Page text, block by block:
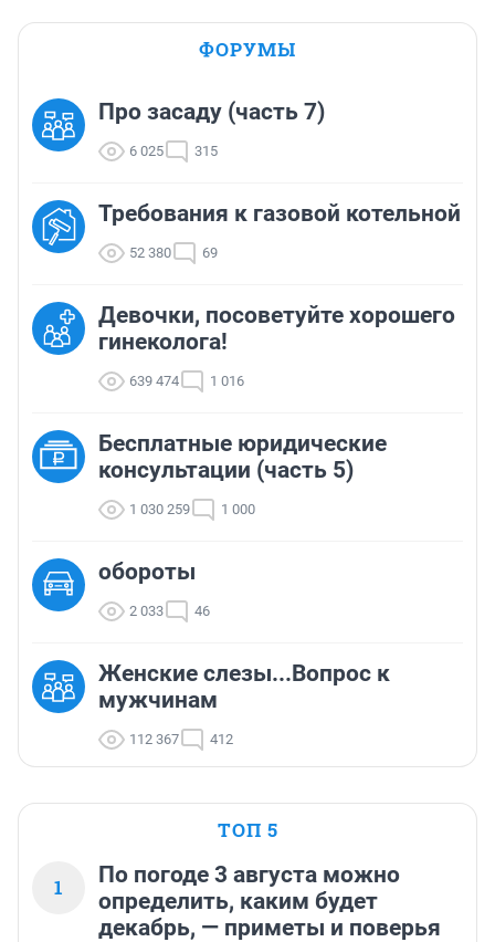
ФОРУМЫ
Про засаду (часть 7)
6 025 315
Требования к газовой котельной
52 380 69
Девочки, посоветуйте хорошего
гинеколога!
639 474 1 016
Бесплатные юридические
консультации (часть 5)
1 030 259 1 000
обороты
2 033 46
Женские слезы...Вопрос к
мужчинам
112 367 412
ТОП 5
1
По погоде 3 августа можно
определить, каким будет
декабрь, — приметы и поверья